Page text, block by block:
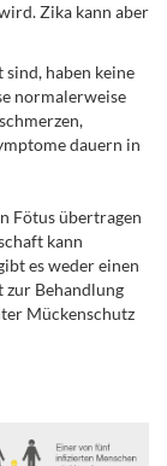
Zika kann aber
haben keine
normalerweise
dauern in
Fötus übertragen
kann
es weder einen
zur Behandlung
Mückenschutz